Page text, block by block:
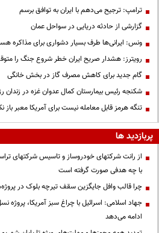
ترامپ: ترجیح می‌دهم با ایران به توافق برسم
گزارشی از حادثه دریایی در سواحل عمان
ونس: ایرانی‌ها طرف بسیار دشواری برای مذاکره
رویترز: هشدار صریح ایران خطر شروع جنگ را
گام جدید برای کاهش مصرف گاز در بخش خانگی
شکنجه رئیس بیمارستان کمال عدوان غزه در زندان
تنگه هرمز قابل معامله نیست برای آمریکا معبر باز
پربازدید ها
از رانت‌ شرکتهای خودروساز و تاسیس شرکتهای
با چه هدفی صورت گرفته است
چرا قالب وافل جایگزین سقف تیرچه بلوک در
جهاد اسلامی: اسرائیل با چراغ سبز آمریکا،
ادامه می‌دهد